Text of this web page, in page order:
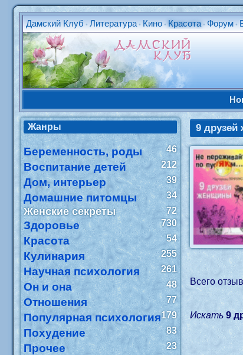
Дамский Клуб •Литература • Кино •Красота •Форум •
Жанры
Беременность, роды 46
Воспитание детей 212
Дом, интерьер 39
Домашние питомцы 34
Женские секреты 72
Здоровье 730
Красота 54
Кулинария 255
Научная психология 261
Он и она 48
Отношения 77
Популярная психология179
Похудение 83
Прочее 23
9
Всего
Искать 9